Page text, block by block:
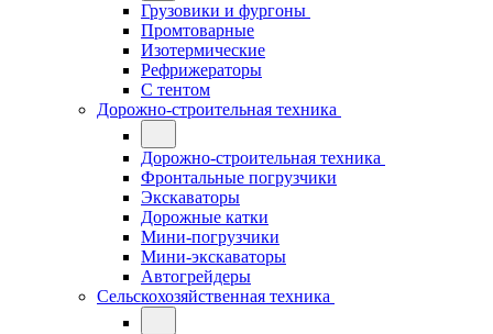
Грузовики и фургоны
Промтоварные
Изотермические
Рефрижераторы
С тентом
Дорожно-строительная техника
Дорожно-строительная техника
Фронтальные погрузчики
Экскаваторы
Дорожные катки
Мини-погрузчики
Мини-экскаваторы
Автогрейдеры
Сельскохозяйственная техника